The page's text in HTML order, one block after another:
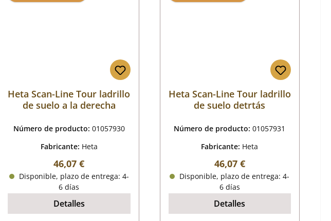
Heta Scan-Line Tour ladrillo
de suelo a la derecha
Número de producto: 01057930
Fabricante: Heta
Precio normal:
46,07 €
Disponible, plazo de entrega: 4-
6 días
Detalles
Heta Scan-Line Tour ladrillo
de suelo detrtás
Número de producto:01057931
Fabricante: Heta
Precio normal:
46,07 €
Disponible, plazo de entrega: 4-
6 días
Detalles